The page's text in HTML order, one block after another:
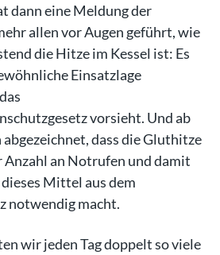
dann eine Meldung der
allen vor Augen geführt, wie
die Hitze im Kessel ist: Es
Einsatzlage
vorsieht. Und ab
dass die Gluthitze
Anzahl an Notrufen und damit
Mittel aus dem
notwendig macht.
wir jeden Tag doppelt so viele